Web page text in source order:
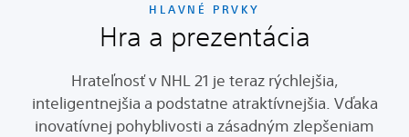
HLAVNÉ PRVKY
Hra a prezentácia
Hrateľnosť v NHL 21 je teraz rýchlejšia,
inteligentnejšia a podstatne atraktívnejšia. Vďaka
inovatívnej pohyblivosti a zásadným zlepšeniam